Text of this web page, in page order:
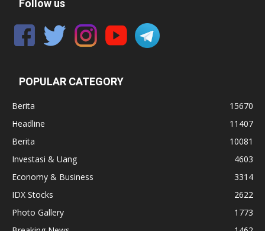
Follow us
POPULAR CATEGORY
Berita
15670
Headline
11407
Berita
10081
Investasi & Uang
4603
Economy & Business
3314
IDX Stocks
2622
Photo Gallery
1773